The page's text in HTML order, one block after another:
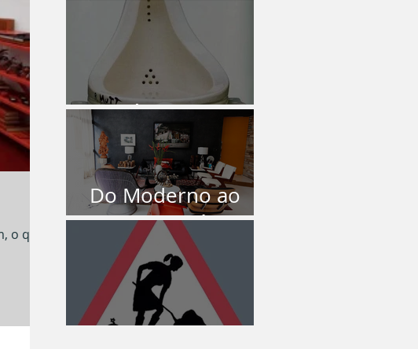
o que
Isto é Arte?
Do Moderno ao
Contemporâneo
Estreia!